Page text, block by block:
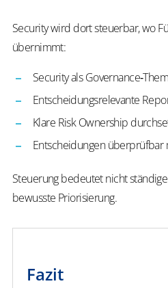
Security wird dort steuerbar, wo
übernimmt:
Security als
Entscheidungsrelevante
Klare Risk Ownership
Entscheidungen überprüfbar
Steuerung bedeutet nicht
bewusste Priorisierung.
Fazit